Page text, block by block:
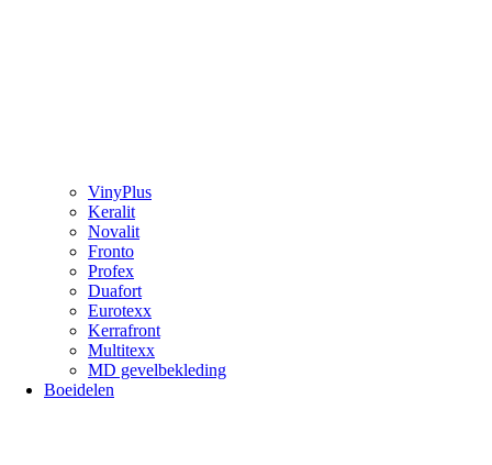
VinyPlus
Keralit
Novalit
Fronto
Profex
Duafort
Eurotexx
Kerrafront
Multitexx
MD gevelbekleding
Boeidelen